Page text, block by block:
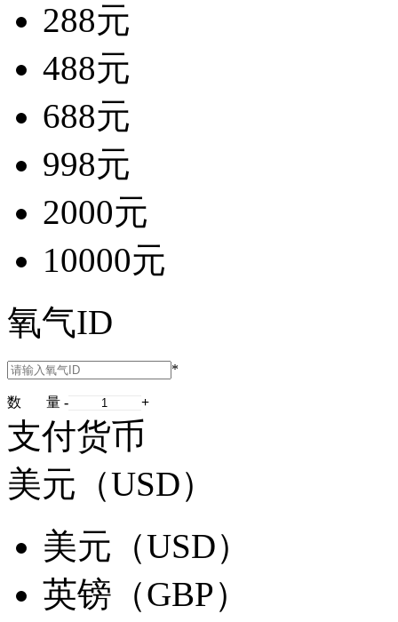
288元
488元
688元
998元
2000元
10000元
氧气ID
*
数 量 - +
支付货币
美元（USD）
美元（USD）
英镑（GBP）